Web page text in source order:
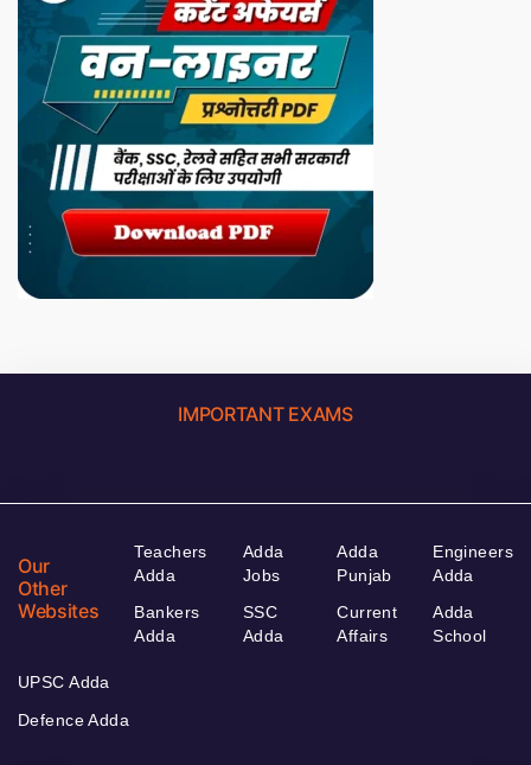
IMPORTANT EXAMS
Our
Other
Websites
Teachers
Adda
Bankers
Adda
Adda
Jobs
SSC
Adda
Adda
Punjab
Current
Affairs
Engineers
Adda
Adda
School
UPSC Adda
Defence Adda